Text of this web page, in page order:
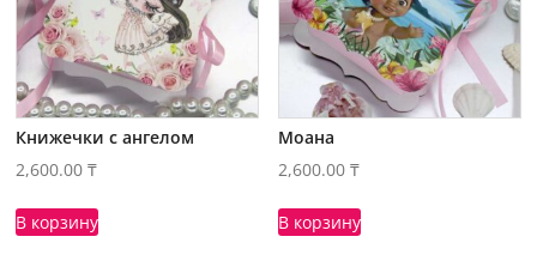
Книжечки с ангелом
2,600.00₸
В корзину
Моана
2,600.00₸
В корзину